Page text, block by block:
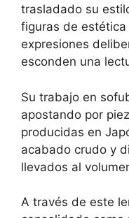
trasladado su
figuras de
expresiones
esconden una
Su trabajo en
apostando por
producidas en
acabado crudo y
llevados al
A través de este